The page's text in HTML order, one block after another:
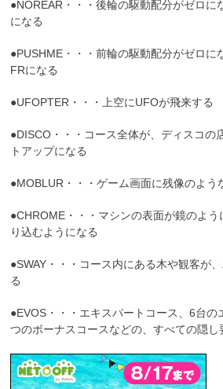
●NOREAR・・・後輪の駆動配分がゼロに
になる
●PUSHME・・・前輪の駆動配分がゼロに
FRになる
●UFOPTER・・・上空にUFOが飛来する
●DISCO・・・コース全体が、ディスコの
トアップになる
●MOBLUR・・・ゲーム画面に残像のよう
●CHROME・・・マシンの表面が鏡のよ
り込むようになる
●SWAY・・・コース内にある木や観客が
る
●EVOS・・・エキスパートコース、6台の
つのボーナスコースなどの、すべての隠し